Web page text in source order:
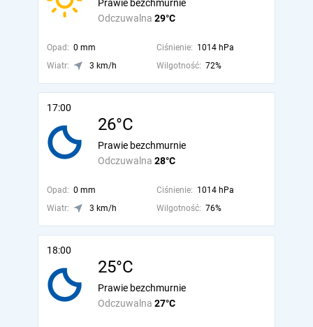
Odczuwalna 29°C
Prawie bezchmurnie
Opad: 0 mm Ciśnienie: 1014 hPa
Wiatr:
3 km/h Wilgotność: 72%
17:00
26°C
Odczuwalna 28°C
Prawie bezchmurnie
Opad: 0 mm Ciśnienie: 1014 hPa
Wiatr:
3 km/h Wilgotność: 76%
18:00
25°C
Odczuwalna 27°C
Prawie bezchmurnie